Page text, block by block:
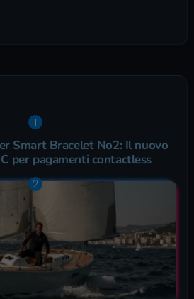
Smart Bracelet No2: Il nuovo
per pagamenti contactless